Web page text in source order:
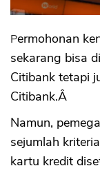
14. Alasan
Permohonan kenaikkan limit kartu kredit Citibank
sekarang bisa
Citibank tetapi
Citibank.Â
Namun,
sejumlah
kartu kredit